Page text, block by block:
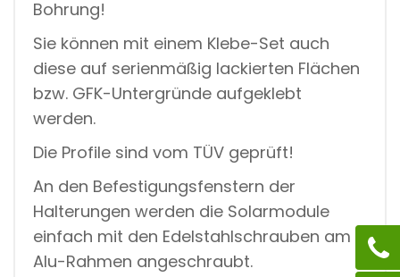
Bohrung!
Sie können mit einem Klebe-Set auch
diese auf serienmäßig lackierten Flächen
bzw. GFK-Untergründe aufgeklebt
werden.
Die Profile sind vom TÜV geprüft!
An den Befestigungsfenstern der
Halterungen werden die Solarmodule
einfach mit den Edelstahlschrauben am
Alu-Rahmen angeschraubt.